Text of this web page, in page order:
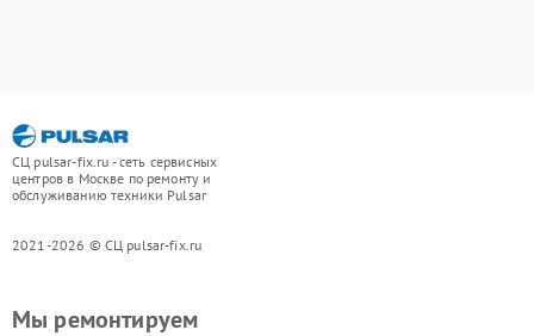
СЦ pulsar-fix.ru - сеть сервисных
центров в Москве по ремонту и
обслуживанию техники Pulsar
2021-2026 © СЦ pulsar-fix.ru
Мы ремонтируем